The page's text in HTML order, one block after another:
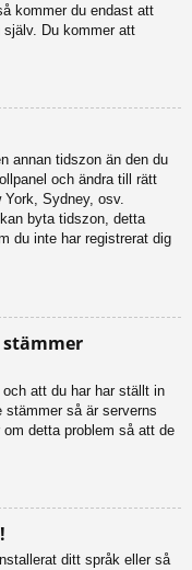
kommer du endast att
själv. Du kommer att
annan tidszon än den du
och ändra till rätt
Sydney, osv.
byta tidszon, detta
du inte har registrerat dig
stämmer
att du har har ställt in
stämmer så är serverns
detta problem så att de
ditt språk eller så